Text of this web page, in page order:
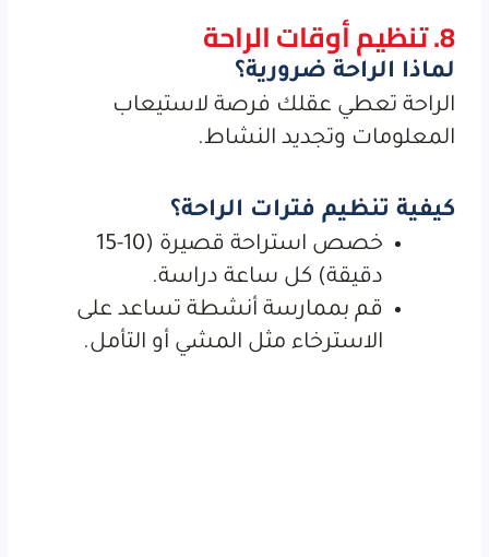
8. تنظيم أوقات الراحة
لماذا الراحة ضرورية؟
الراحة تعطي عقلك فرصة لاستيعاب
المعلومات وتجديد النشاط.
كيفية تنظيم فترات الراحة؟
خصص استراحة قصيرة (10-15
دقيقة) كل ساعة دراسة.
قم بممارسة أنشطة تساعد على
الاسترخاء مثل المشي أو التأمل.